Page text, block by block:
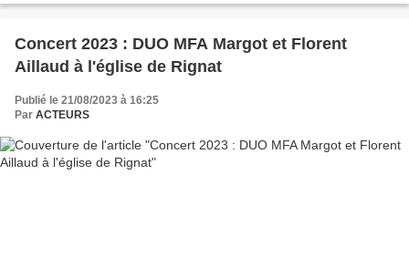
Concert 2023 : DUO MFA Margot et Florent
Aillaud à l'église de Rignat
Publié le 21/08/2023 à 16:25
Par ACTEURS